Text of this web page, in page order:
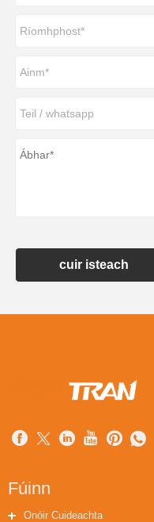
cuir isteach
Fúinn
Onóir Cuideachta